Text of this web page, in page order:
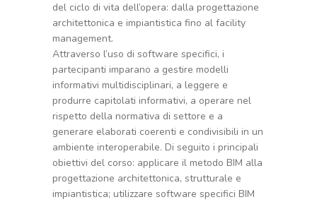
del ciclo di vita dell’opera: dalla progettazione
architettonica e impiantistica fino al facility
management.
Attraverso l’uso di software specifici, i
partecipanti imparano a gestire modelli
informativi multidisciplinari, a leggere e
produrre capitolati informativi, a operare nel
rispetto della normativa di settore e a
generare elaborati coerenti e condivisibili in un
ambiente interoperabile. Di seguito i principali
obiettivi del corso: applicare il metodo BIM alla
progettazione architettonica, strutturale e
impiantistica; utilizzare software specifici BIM